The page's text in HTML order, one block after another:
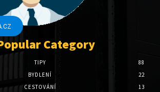
Category
TIPY
88
BYDLENÍ
22
CESTOVÁNÍ
13